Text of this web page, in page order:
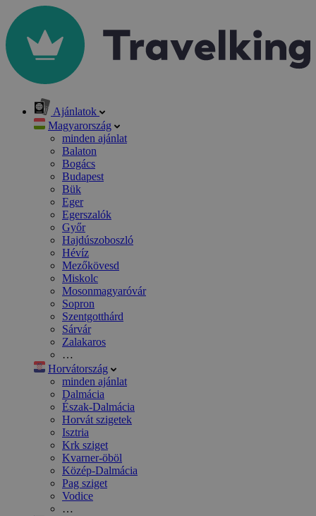
Ajánlatok
Magyarország
minden ajánlat
Balaton
Bogács
Budapest
Bük
Eger
Egerszalók
Győr
Hajdúszoboszló
Hévíz
Mezőkövesd
Miskolc
Mosonmagyaróvár
Sopron
Szentgotthárd
Sárvár
Zalakaros
…
Horvátország
minden ajánlat
Dalmácia
Észak-Dalmácia
Horvát szigetek
Isztria
Krk sziget
Kvarner-öböl
Közép-Dalmácia
Pag sziget
Vodice
…